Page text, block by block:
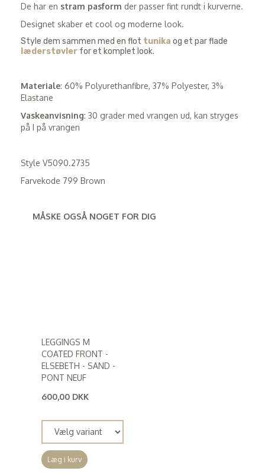
De har en stram pasform der passer fint rundt i kurverne.
Designet skaber et cool og moderne look.
Style dem sammen med en flot tunika og et par flade
læderstøvler for et komplet look.
Materiale: 60% Polyurethanfibre, 37% Polyester, 3%
Elastane
Vaskeanvisning: 30 grader med vrangen ud, kan stryges
på I på vrangen
Style V5090.2735
Farvekode 799 Brown
MÅSKE OGSÅ NOGET FOR DIG
LEGGINGS M
COATED FRONT -
ELSEBETH - SAND -
PONT NEUF
600,00 DKK
Læg i kurv